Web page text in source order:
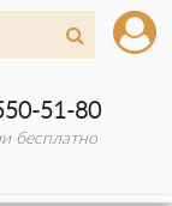
51-80
бесплатно